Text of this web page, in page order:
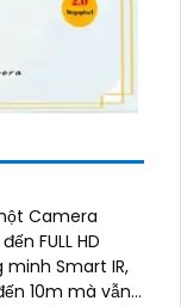
Camera
FULL HD
10m mà vẫn